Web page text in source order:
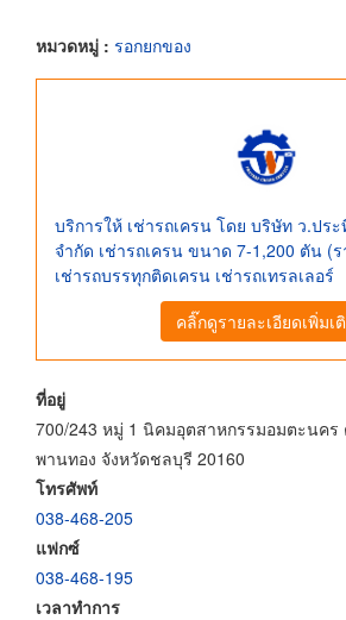
หมวดหมู่ : รอกยกของ
บริการให้ เช่ารถเครน โดย บริษัท ว.ปร
จำกัด เช่ารถเครน ขนาด 7-1,200 ตัน (
เช่ารถบรรทุกติดเครน เช่ารถเทรลเลอร์
คลิ๊กดูรายละเอียดเพิ่มเ
ที่อยู่
700/243 หมู่ 1 นิคมอุตสาหกรรมอมตะนคร
พานทอง จังหวัดชลบุรี 20160
โทรศัพท์
038-468-205
แฟกซ์
038-468-195
เวลาทำการ